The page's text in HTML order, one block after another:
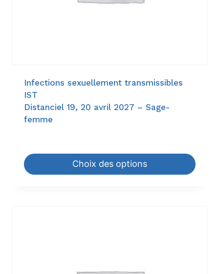
Infections sexuellement transmissibles
IST
Distanciel 19, 20 avril 2027 – Sage-
femme
Choix des options